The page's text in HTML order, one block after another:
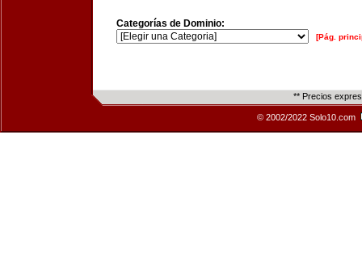
Categorías de Dominio:
[Pág.
** Precios
© 2002/2022 Solo10.com